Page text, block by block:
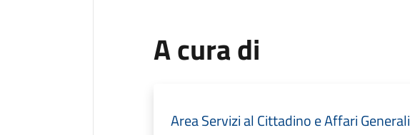
A cura di
Area Servizi al Cittadino e Affari Generali